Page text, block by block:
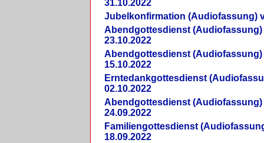
31.10.2022
Jubelkonfirmation (Audiofassung)
Abendgottesdienst (Audiofassung)
23.10.2022
Abendgottesdienst (Audiofassung)
15.10.2022
Erntedankgottesdienst
02.10.2022
Abendgottesdienst (Audiofassung)
24.09.2022
Familiengottesdienst
18.09.2022